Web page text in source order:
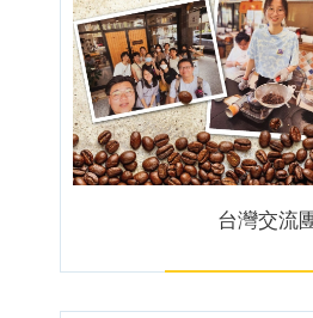
台灣交流